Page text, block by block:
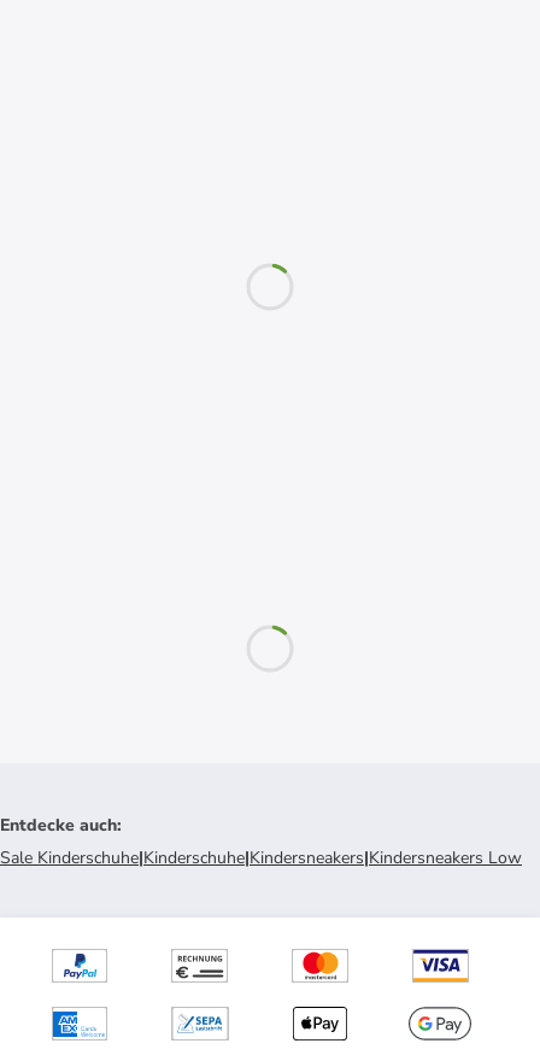
Entdecke auch:
Sale Kinderschuhe|Kinderschuhe|Kindersneakers|Kindersneakers Low